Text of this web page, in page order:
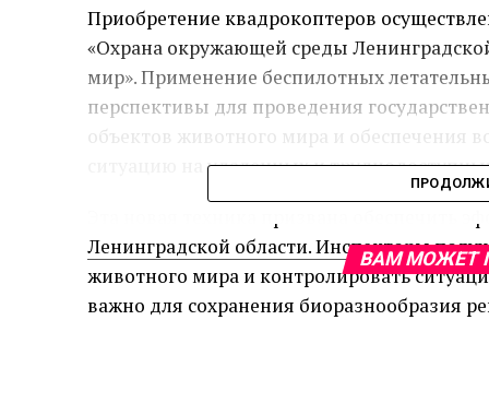
Приобретение квадрокоптеров
«Охрана окружающей среды
мир». Применение беспилотных
перспективы для проведения
объектов животного мира и обеспечения
ситуацию на удаленных и
Ленинградской области. Инспекторы
животного мира и контролировать
важно для сохранения биоразнообразия
ВАМ МОЖЕТ